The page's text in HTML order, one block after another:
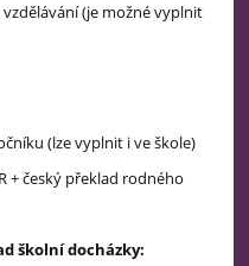
(je možné vyplnit
(lze vyplnit i ve škole)
+ český překlad rodného
školní docházky: